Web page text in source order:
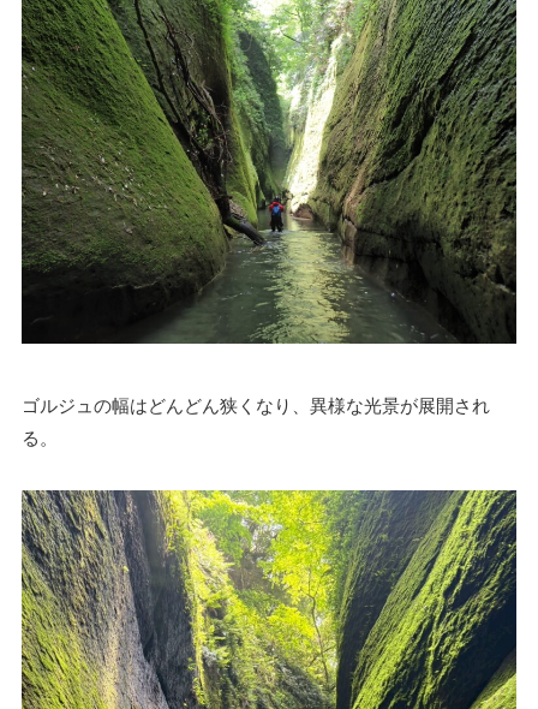
ゴルジュの幅はどんどん狭くなり、異様な光景が展開され
る。